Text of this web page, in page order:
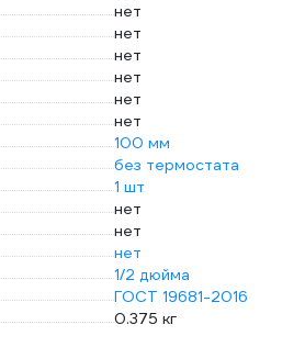
нет
нет
нет
нет
нет
нет
100 мм
без термостата
1 шт
нет
нет
нет
1/2 дюйма
ГОСТ 19681-2016
0.375 кг